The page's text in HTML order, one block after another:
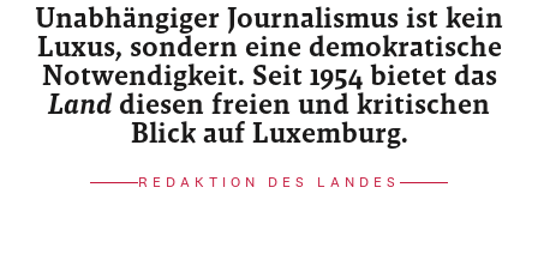
Unabhängiger Journalismus ist kein
Luxus, sondern eine demokratische
Notwendigkeit. Seit 1954 bietet das
Land diesen freien und kritischen
Blick auf Luxemburg.
REDAKTION DES LANDES